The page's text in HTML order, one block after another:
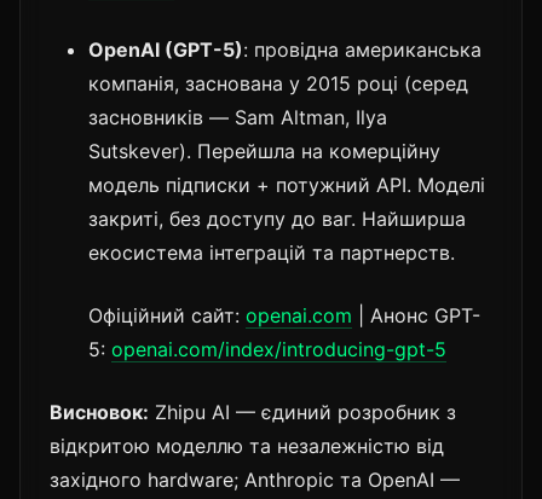
OpenAI (GPT-5): провідна американська
компанія, заснована у 2015 році (серед
засновників — Sam Altman, Ilya
Sutskever). Перейшла на комерційну
модель підписки + потужний API. Моделі
закриті, без доступу до ваг. Найширша
екосистема інтеграцій та партнерств.
Офіційний сайт: openai.com | Анонс GPT-
5: openai.com/index/introducing-gpt-5
Висновок: Zhipu AI — єдиний розробник з
відкритою моделлю та незалежністю від
західного hardware; Anthropic та OpenAI —